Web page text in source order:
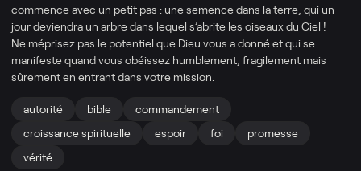
commence avec un petit pas : une semence dans la terre, qui un
jour deviendra un arbre dans lequel s’abrite les oiseaux du Ciel !
Ne méprisez pas le potentiel que Dieu vous a donné et qui se
manifeste quand vous obéissez humblement, fragilement mais
sûrement en entrant dans votre mission.
autorité bible
commandement
croissance spirituelle
espoir foi
promesse
vérité